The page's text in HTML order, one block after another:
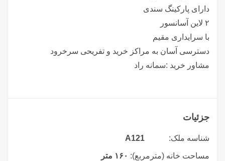
دارای پارکینگ سندی
۲ لاین آسانسور
با سرایداری مقیم
دسترسی آسان به مراکز خرید و تفریحی سرخرود
مشاور خرید :سمانه راد
جزئیات
شناسه ملک: A121
مساحت خانه (مترمربع): ۱۶۰ متر